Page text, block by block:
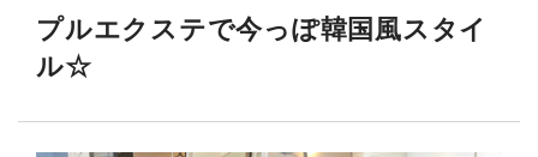
プルエクステで今っぽ韓国風スタイ
ル☆